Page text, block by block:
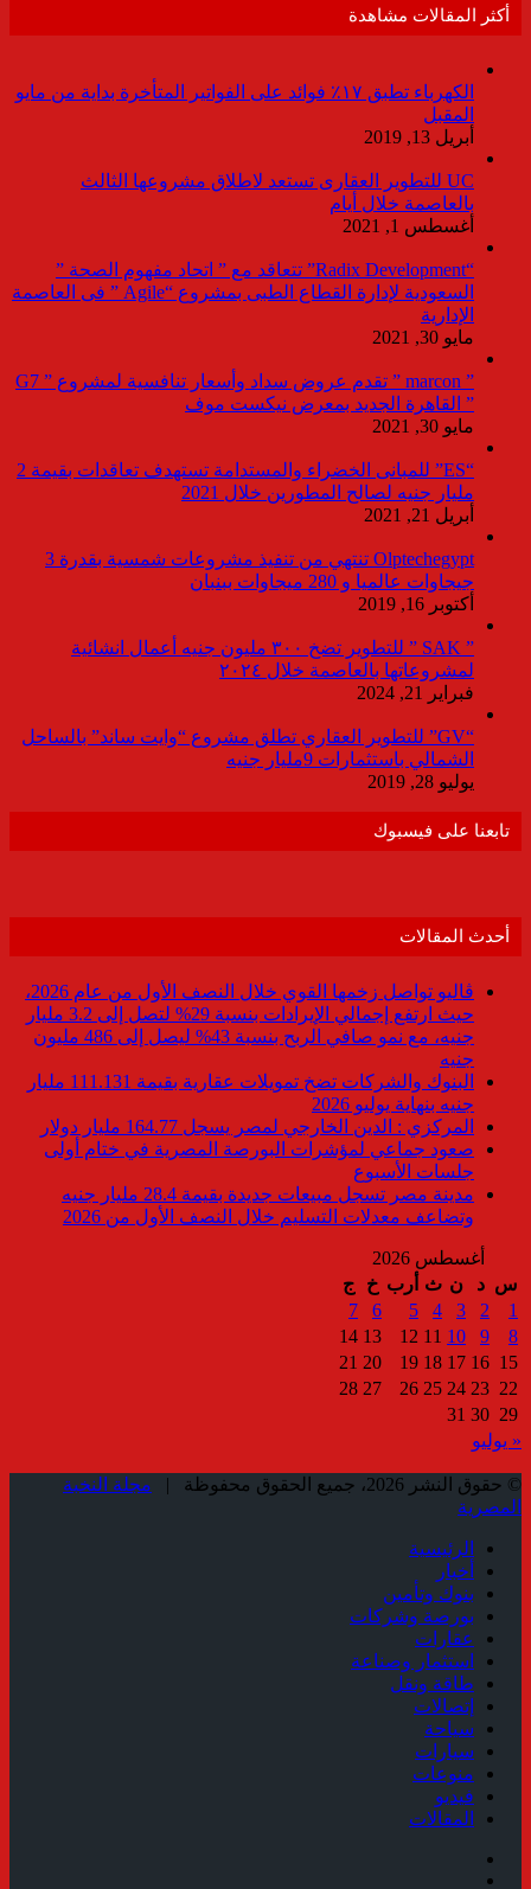
أكثر المقالات مشاهدة
الكهرباء تطبق ١٧٪ فوائد على الفواتير المتأخرة بداية من مايو
المقبل
أبريل 13, 2019
UC للتطوير العقارى تستعد لاطلاق مشروعها الثالث
بالعاصمة خلال أيام
أغسطس 1, 2021
“Radix Development” تتعاقد مع ” اتحاد مفهوم الصحة ”
السعودية لإدارة القطاع الطبى بمشروع “Agile ” فى العاصمة
الإدارية
مايو 30, 2021
” marcon ” تقدم عروض سداد وأسعار تنافسية لمشروع ” G7
” القاهرة الجديد بمعرض نيكست موف
مايو 30, 2021
“ES” للمبانى الخضراء والمستدامة تستهدف تعاقدات بقيمة 2
مليار جنيه لصالح المطورين خلال 2021
أبريل 21, 2021
Olptechegypt تنتهي من تنفيذ مشروعات شمسية بقدرة 3
جيجاوات عالميا و 280 ميجاوات ببنبان
أكتوبر 16, 2019
” SAK ” للتطوير تضخ ٣٠٠ مليون جنيه أعمال انشائية
لمشروعاتها بالعاصمة خلال ٢٠٢٤
فبراير 21, 2024
“GV” للتطوير العقاري تطلق مشروع “وايت ساند” بالساحل
الشمالي باستثمارات 9مليار جنيه
يوليو 28, 2019
تابعنا على فيسبوك
أحدث المقالات
ڤاليو تواصل زخمها القوي خلال النصف الأول من عام 2026،
حيث ارتفع إجمالي الإيرادات بنسبة 29% لتصل إلى 3.2 مليار
جنيه، مع نمو صافي الربح بنسبة 43% ليصل إلى 486 مليون
جنيه
البنوك والشركات تضخ تمويلات عقارية بقيمة 111.131 مليار
جنيه بنهاية يوليو 2026
المركزي : الدين الخارجي لمصر يسجل 164.77 مليار دولار
صعود جماعي لمؤشرات البورصة المصرية في ختام أولى
جلسات الأسبوع
مدينة مصر تسجل مبيعات جديدة بقيمة 28.4 مليار جنيه
وتضاعف معدلات التسليم خلال النصف الأول من 2026
أغسطس 2026
س د ن ث أرب خ
ج
1
2
3
4
5
6
7
8
9
10
11
12
13
14
15
16
17
18
19
20
21
22
23
24
25
26
27
28
29
30
31
« يوليو
© حقوق النشر 2026، جميع الحقوق محفوظة |
مجلة النخبة
المصرية
الرئيسية
أخبار
بنوك وتأمين
بورصة وشركات
عقارات
استثمار وصناعة
طاقة ونقل
إتصالات
سياحة
سيارات
منوعات
فيديو
المقالات